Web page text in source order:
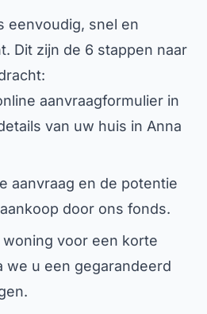
eenvoudig, snel en
Dit zijn de 6 stappen naar
aanvraagformulier in
van uw huis in Anna
aanvraag en de potentie
door ons fonds.
voor een korte
we u een gegarandeerd